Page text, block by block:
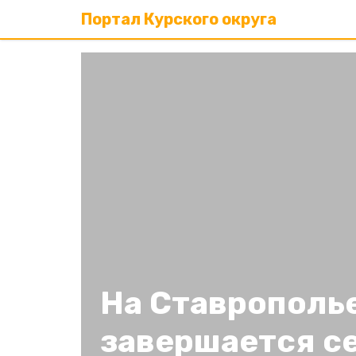
Портал Курского округа
На
завершается